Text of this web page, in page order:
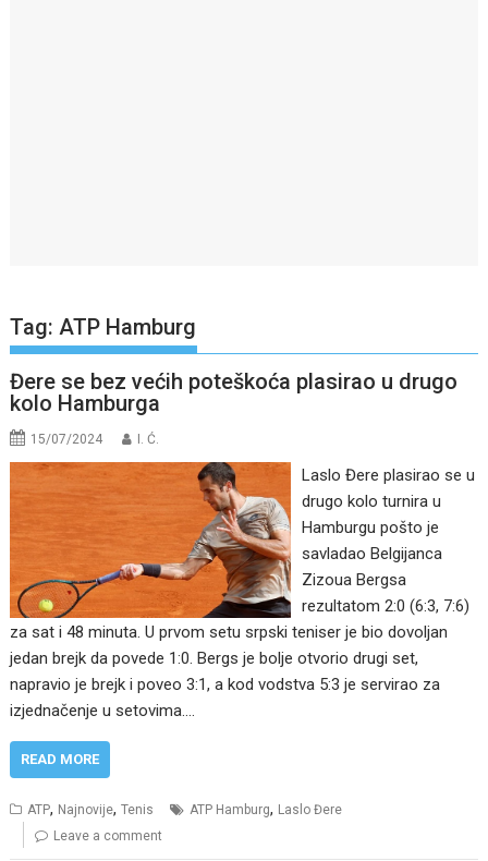
Tag:ATP Hamburg
Đere se bez većih poteškoća plasirao u drugo
kolo Hamburga
15/07/2024 I. Ć.
Laslo Đere plasirao se u
drugo kolo turnira u
Hamburgu pošto je
savladao Belgijanca
Zizoua Bergsa
rezultatom 2:0 (6:3, 7:6)
za sat i 48 minuta. U prvom setu srpski teniser je bio dovoljan
jedan brejk da povede 1:0. Bergs je bolje otvorio drugi set,
napravio je brejk i poveo 3:1, a kod vodstva 5:3 je servirao za
izjednačenje u setovima.…
READ MORE
ATP, Najnovije,Tenis ATP Hamburg, Laslo Đere
Leave a comment